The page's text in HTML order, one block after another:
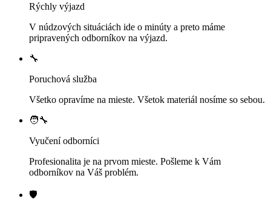
Rýchly výjazd
V núdzových situáciách ide o minúty a preto máme
pripravených odborníkov na výjazd.
🔧
Poruchová služba
Všetko opravíme na mieste. Všetok materiál nosíme so sebou.
🧑‍🔧
Vyučení odborníci
Profesionalita je na prvom mieste. Pošleme k Vám
odborníkov na Váš problém.
🛡️